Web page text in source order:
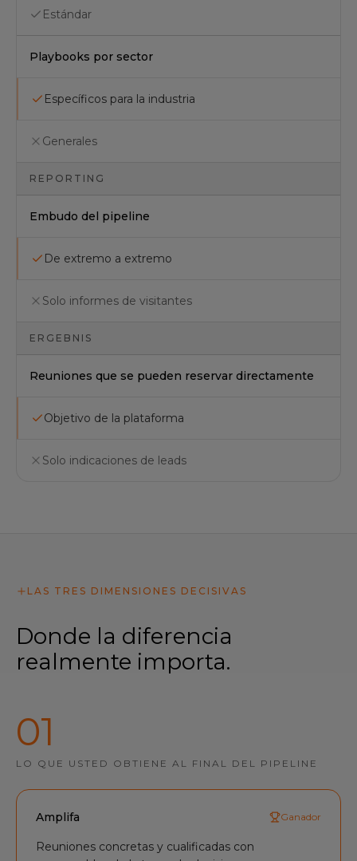
Estándar
Playbooks por sector
Específicos para la industria
Generales
REPORTING
Embudo del pipeline
De extremo a extremo
Solo informes de visitantes
ERGEBNIS
Reuniones que se pueden reservar directamente
Objetivo de la plataforma
Solo indicaciones de leads
LAS TRES DIMENSIONES DECISIVAS
Donde la diferencia
realmente importa.
01
LO QUE USTED OBTIENE AL FINAL DEL PIPELINE
Amplifa Ganador
Reuniones concretas y cualificadas con